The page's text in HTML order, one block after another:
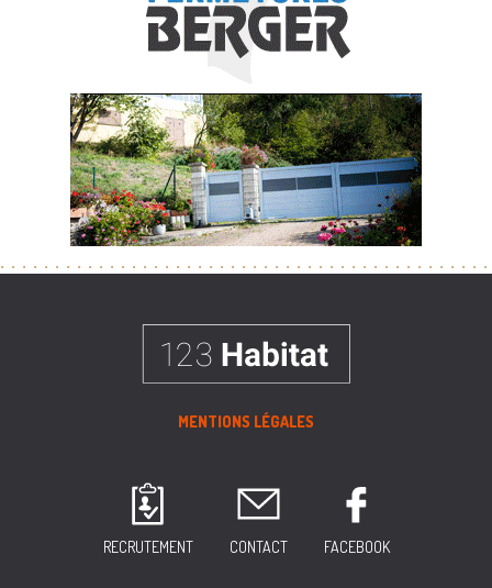
MENTIONS LÉGALES
RECRUTEMENT CONTACT FACEBOOK